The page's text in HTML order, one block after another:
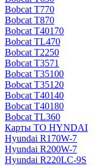
Bobcat T770
Bobcat T870
Bobcat T40170
Bobcat TL470
Bobcat Т2250
Bobcat Т3571
Bobcat Т35100
Bobcat Т35120
Bobcat Т40140
Bobcat Т40180
Bobcat ТL360
Карты ТО HYNDAI
Hyundai R170W-7
Hyundai R200W-7
Hyundai R220LC-9S